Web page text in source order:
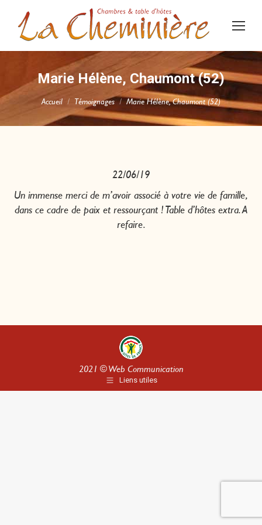
Marie Hélène, Chaumont (52)
Vous êtes ici :
Accueil Témoignages Marie Hélène, Chaumont (52)
22/06/19
Un immense merci de m’avoir associé à votre vie de famille,
dans ce cadre de paix et ressourçant ! Table d’hôtes extra. A
refaire.
2021 ©Web Communication
Liens utiles